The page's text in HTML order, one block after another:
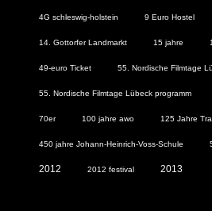
4G schleswig-holstein 9 Euro Hostel
14. Gottorfer Landmarkt 15 jahre
49-euro Ticket 55. Nordische Filmtage
55. Nordische Filmtage Lübeck programm
70er 100 jahre awo 125 Jahre
450 jahre Johann-Heinrich-Voss-Schule
2012 2012 festival 2013